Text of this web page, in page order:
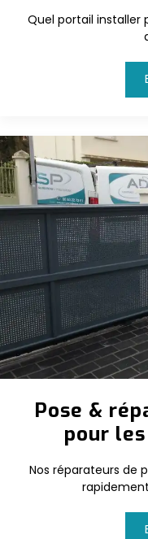
Quel portail installer
Pose &
pour
Nos réparateurs de